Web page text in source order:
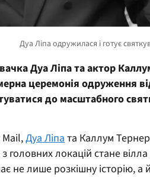
Дуа Ліпа та актор
церемонія одруження
до масштабного
Дуа Ліпа та Каллум
головних локацій стане
не лише розкішну історію,